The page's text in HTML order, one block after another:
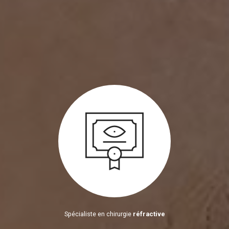
Spécialiste en chirurgie réfractive